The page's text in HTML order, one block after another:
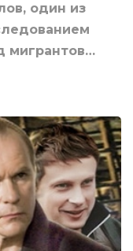
один из
мигрантов…